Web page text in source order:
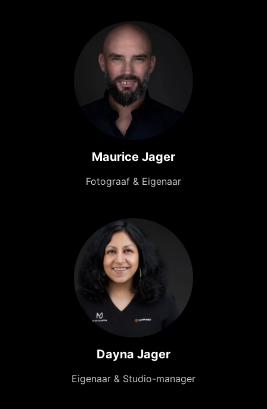
Maurice Jager
Fotograaf & Eigenaar
Dayna Jager
Eigenaar & Studio-manager